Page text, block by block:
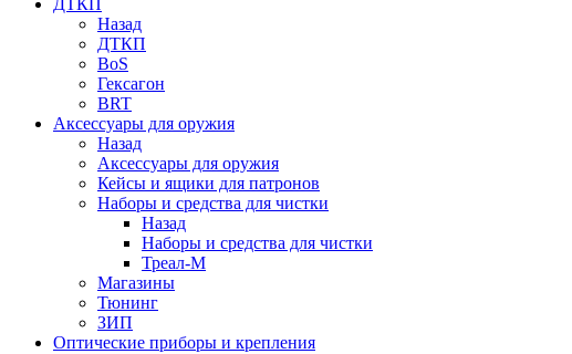
ДТКП
Назад
ДТКП
BoS
Гексагон
BRT
Аксессуары для оружия
Назад
Аксессуары для оружия
Кейсы и ящики для патронов
Наборы и средства для чистки
Назад
Наборы и средства для чистки
Треал-М
Магазины
Тюнинг
ЗИП
Оптические приборы и крепления